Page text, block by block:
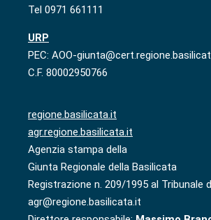
Tel 0971 661111
URP
PEC: AOO-
C.F. 80002950766
regione.basilicata.it
agr.regione.basilicata.it
Agenzia stampa della
Giunta Regionale della Basilicata
Registrazione n. 209/1995 al Tribunale
agr@regione.basilicata.it